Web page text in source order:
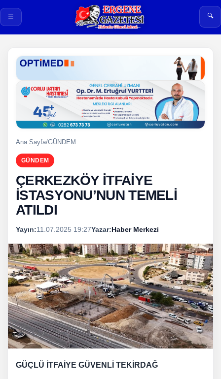
☰ 🔍
Ana Sayfa/GÜNDEM
GÜNDEM
ÇERKEZKÖY İTFAİYE
İSTASYONU’NUN TEMELİ
ATILDI
Yayın:11.07.2025 19:27Yazar:Haber Merkezi
GÜÇLÜ İTFAİYE GÜVENLİ TEKİRDAĞ